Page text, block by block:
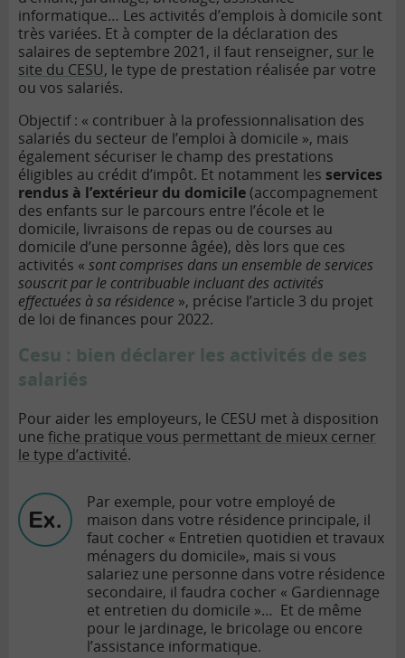
informatique… Les activités d’emplois à domicile sont
très variées. Et à compter de la déclaration des
salaires de septembre 2021, il faut renseigner, sur le
site du CESU, le type de prestation réalisée par votre
ou vos salariés.
Objectif : « contribuer à la professionnalisation des
salariés du secteur de l’emploi à domicile », mais
également sécuriser le champ des prestations
éligibles au crédit d’impôt. Et notamment les services
rendus à l’extérieur du domicile(accompagnement
des enfants sur le parcours entre l’école et le
domicile, livraisons de repas ou de courses au
domicile d’une personne âgée), dès lors que ces
activités « sont comprises dans un ensemble de services
souscrit par le contribuable incluant des activités
effectuées à sa résidence », précise l’article 3 du projet
de loi de finances pour 2022.
Cesu : bien déclarer les activités de ses
salariés
Pour aider les employeurs, le CESU met à disposition
une fiche pratique vous permettant de mieux cerner
le type d’activité.
Par exemple, pour votre employé de
maison dans votre résidence principale, il
faut cocher « Entretien quotidien et travaux
ménagers du domicile», mais si vous
salariez une personne dans votre résidence
secondaire, il faudra cocher « Gardiennage
et entretien du domicile »… Et de même
pour le jardinage, le bricolage ou encore
l’assistance informatique.